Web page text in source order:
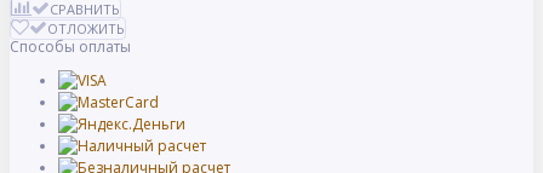
СРАВНИТЬ
ОТЛОЖИТЬ
Способы оплаты